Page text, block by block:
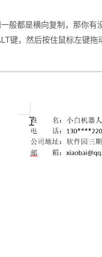
都是横向复制，那你有
键，然后按住鼠标左键